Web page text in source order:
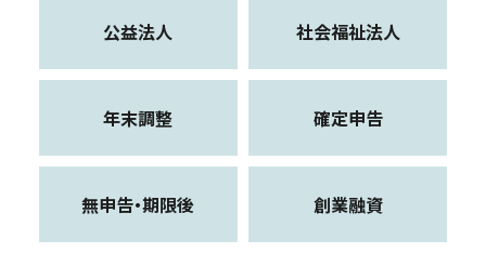
公益法人 社会福祉法人
年末調整 確定申告
無申告・期限後 創業融資